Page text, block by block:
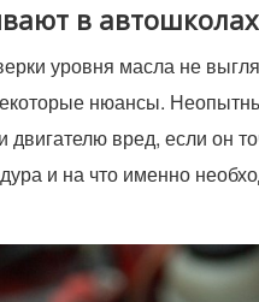
в автошколах
уровня масла не
нюансы.
двигателю вред, если он
и на что именно